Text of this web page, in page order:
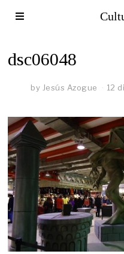
dsc06048
by Jesús Azogue 12